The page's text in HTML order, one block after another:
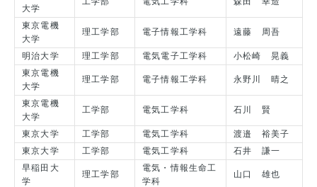
大学
東京電機
大学
理工学部 電子情報工学科 遠藤 周吾
明治大学 理工学部 電気電子工学科
小松崎 晃義
東京電機
大学
理工学部 電子情報工学科 永野川 晴之
東京電機
大学
工学部 電気工学科 石川 賢
東京大学 工学部 電気工学科
渡邉 裕美子
東京大学
工学部 電気工学科
石井 謙一
早稲田大
学
理工学部
電気・情報生命工
学科
山口 雄也